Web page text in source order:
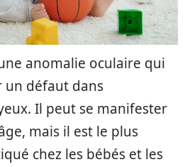
anomalie oculaire qui
un défaut dans
Il peut se manifester
mais il est le plus
chez les bébés et les